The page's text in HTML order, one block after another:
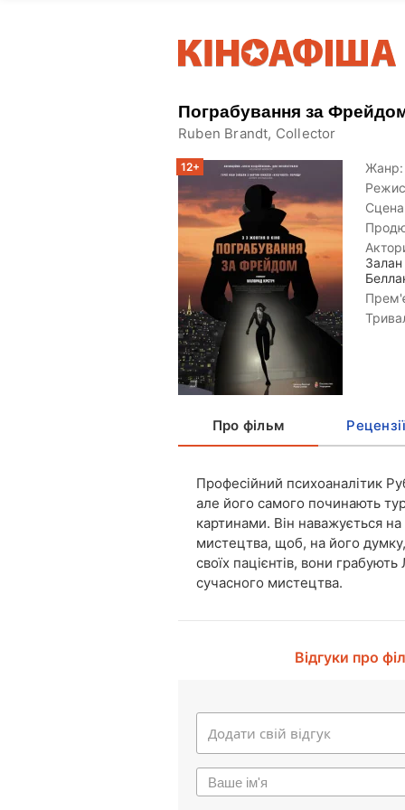
Пограбування за
Ruben Brandt, Collector
12+
Жанр:
Про фільм
Професійний психоаналітик
але його самого починають
картинами. Він наважується
мистецтва, щоб, на його
своїх пацієнтів, вони
сучасного мистецтва.
Відгуки про